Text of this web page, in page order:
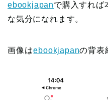
ebookjapanで購入すれば
な気分になれます。
画像はebookjapanの背表